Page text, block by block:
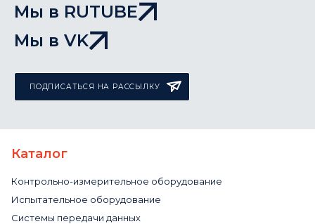
Мы в RUTUBE
Мы в VK
ПОДПИСАТЬСЯ НА РАССЫЛКУ
Каталог
Контрольно-измерительное оборудование
Испытательное оборудование
Системы передачи данных